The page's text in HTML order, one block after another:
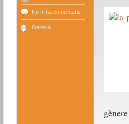
No hi ha comentaris
General